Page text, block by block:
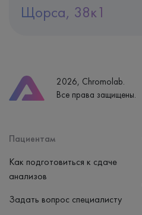
Щорса, 38к1
Часы работы
пн-вс: 7:30-15:00
2026, Chromolab.
Все права защищены.
Пациентам
Как подготовиться к сдаче
анализов
Задать вопрос специалисту